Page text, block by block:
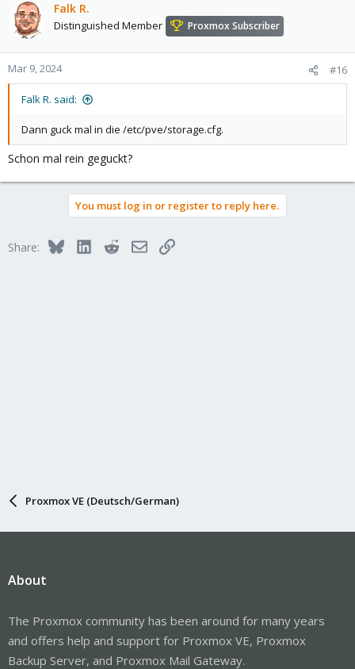
Falk R.
Distinguished Member Proxmox Subscriber
Mar 9, 2024 #16
Falk R. said:
Dann guck mal in die /etc/pve/storage.cfg.
Schon mal rein geguckt?
You must log in or register to reply here.
Share: BlueskyLinkedInRedditEmailLink
Proxmox VE (Deutsch/German)
About
The Proxmox community has been around for many years
and offers help and support for Proxmox VE, Proxmox
Backup Server, and Proxmox Mail Gateway.